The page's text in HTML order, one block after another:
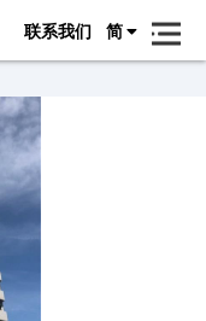
联系我们 简